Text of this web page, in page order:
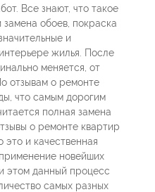
Все знают, что такое
обоев, покраска
и
жилья. После
меняется, от
отзывам о ремонте
что самым дорогим
полная замена
о ремонте квартир
это и качественная
новейших
этом данный процесс
самых разных